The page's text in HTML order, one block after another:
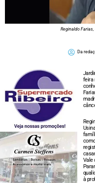
Reginaldo
Da
feira
Vale
à